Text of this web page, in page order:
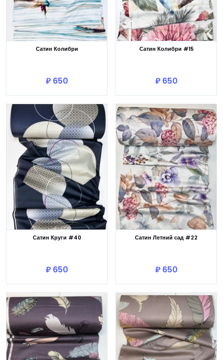
Сатин Колибри
₽ 650
Сатин Колибри #15
₽ 650
Сатин Круги #40
₽ 650
Сатин Летний сад #22
₽ 650